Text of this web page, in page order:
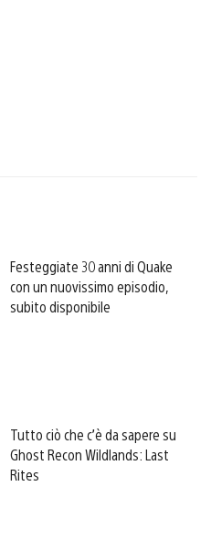
Festeggiate 30 anni di Quake
con un nuovissimo episodio,
subito disponibile
Tutto ciò che c’è da sapere su
Ghost Recon Wildlands: Last
Rites